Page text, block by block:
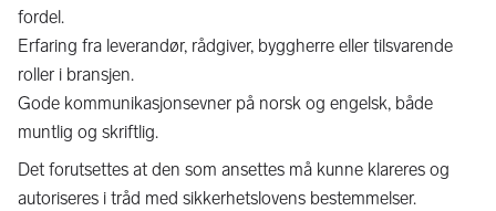
fordel.
Erfaring fra leverandør, rådgiver, byggherre eller tilsvarende
roller i bransjen.
Gode kommunikasjonsevner på norsk og engelsk, både
muntlig og skriftlig.
Det forutsettes at den som ansettes må kunne klareres og
autoriseres i tråd med sikkerhetslovens bestemmelser.